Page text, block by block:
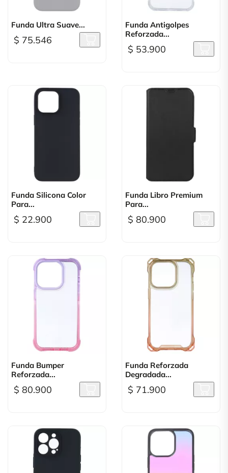
Funda Ultra Suave...
$ 75.546
Funda Antigolpes
Reforzada...
$ 53.900
Funda Silicona Color
Para...
$ 22.900
Funda Libro Premium
Para...
$ 80.900
Funda Bumper
Reforzada...
$ 80.900
Funda Reforzada
Degradada...
$ 71.900